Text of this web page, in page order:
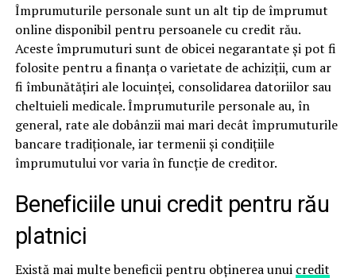
Împrumuturile personale sunt un alt tip de împrumut
online disponibil pentru persoanele cu credit rău.
Aceste împrumuturi sunt de obicei negarantate și pot fi
folosite pentru a finanța o varietate de achiziții, cum ar
fi îmbunătățiri ale locuinței, consolidarea datoriilor sau
cheltuieli medicale. Împrumuturile personale au, în
general, rate ale dobânzii mai mari decât împrumuturile
bancare tradiționale, iar termenii și condițiile
împrumutului vor varia în funcție de creditor.
Beneficiile unui credit pentru rău
platnici
Există mai multe beneficii pentru obținerea unui credit